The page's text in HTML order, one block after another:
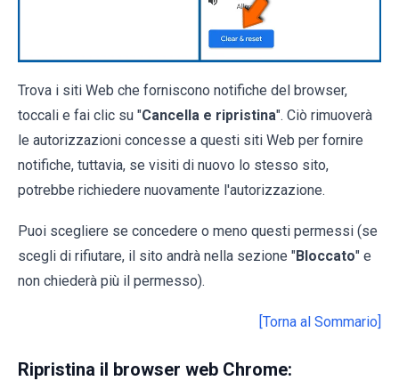
Trova i siti Web che forniscono notifiche del browser,
toccali e fai clic su "Cancella e ripristina". Ciò rimuoverà
le autorizzazioni concesse a questi siti Web per fornire
notifiche, tuttavia, se visiti di nuovo lo stesso sito,
potrebbe richiedere nuovamente l'autorizzazione.
Puoi scegliere se concedere o meno questi permessi (se
scegli di rifiutare, il sito andrà nella sezione "Bloccato" e
non chiederà più il permesso).
[Torna al Sommario]
Ripristina il browser web Chrome: